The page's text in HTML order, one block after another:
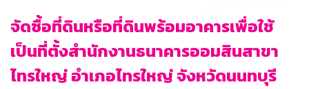
จัดซื้อที่ดินหรือที่ดินพร้อมอาคารเพื่อใช้
เป็นที่ตั้งสำนักงานธนาคารออมสินสาขา
ไทรใหญ่ อำเภอไทรใหญ่ จังหวัดนนทบุรี